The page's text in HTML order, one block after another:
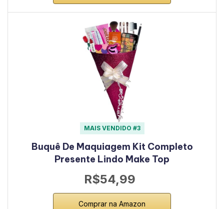
MAIS VENDIDO #3
Buquê De Maquiagem Kit Completo
Presente Lindo Make Top
R$54,99
Comprar na Amazon